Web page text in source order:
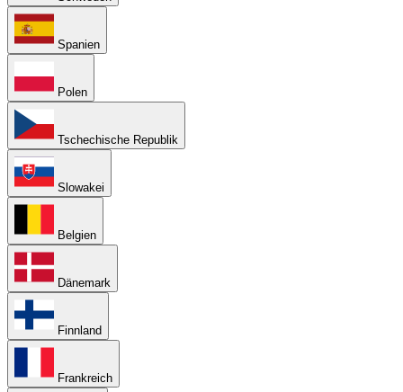
Spanien
Polen
Tschechische Republik
Slowakei
Belgien
Dänemark
Finnland
Frankreich